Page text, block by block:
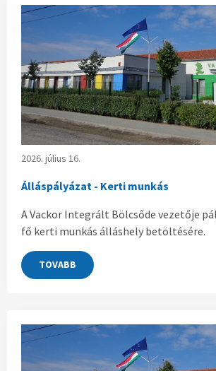
2026. július 16.
Álláspályázat - Kerti munkás
A Vackor Integrált Bölcsőde vezetője
fő kerti munkás álláshely betöltésére.
TOVABB